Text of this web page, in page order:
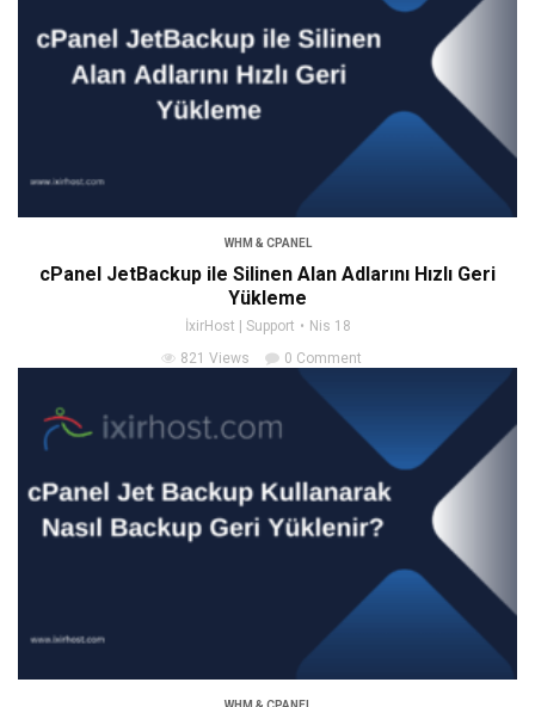
WHM & CPANEL
cPanel JetBackup ile Silinen Alan Adlarını Hızlı Geri
Yükleme
İxirHost | Support
Nis 18
821 Views
0 Comment